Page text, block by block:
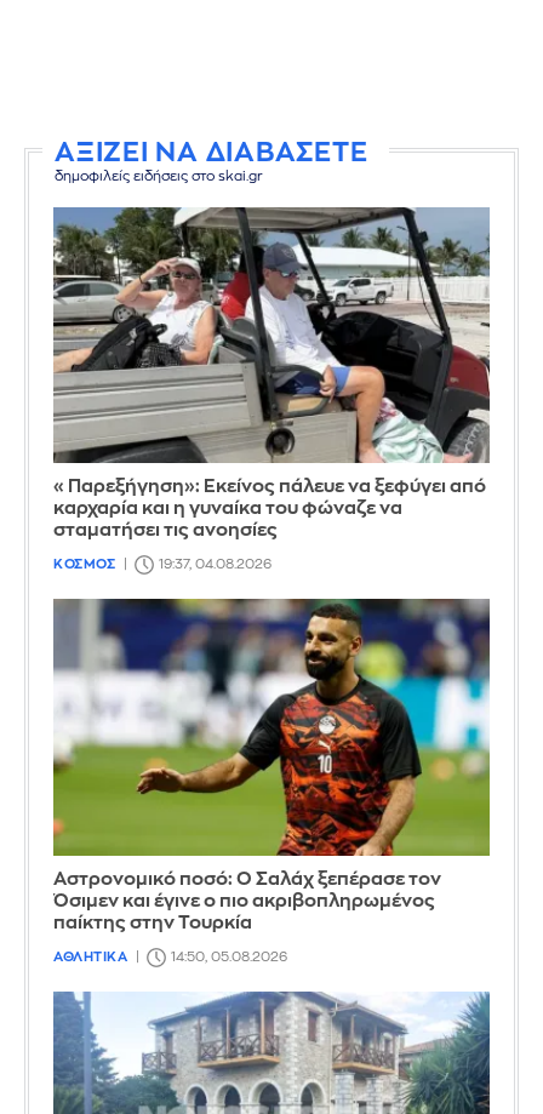
ΑΞΙΖΕΙ ΝΑ ΔΙΑΒΑΣΕΤΕ
δημοφιλείς ειδήσεις στο skai.gr
«Παρεξήγηση»: Εκείνος πάλευε να ξεφύγει από
καρχαρία και η γυναίκα του φώναζε να
σταματήσει τις ανοησίες
ΚΟΣΜΟΣ 19:37, 04.08.2026
Αστρονομικό ποσό: Ο Σαλάχ ξεπέρασε τον
Όσιμεν και έγινε ο πιο ακριβοπληρωμένος
παίκτης στην Τουρκία
ΑΘΛΗΤΙΚΑ 14:50, 05.08.2026